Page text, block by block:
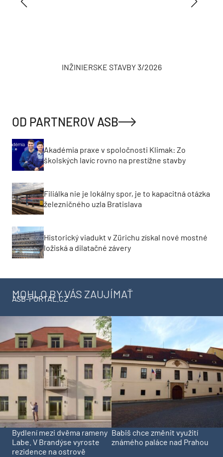
INŽINIERSKE STAVBY 3/2026
OD PARTNEROV ASB
Akadémia praxe v spoločnosti Klimak: Zo
školských lavíc rovno na prestížne stavby
Filiálka nie je lokálny spor, je to kapacitná otázka
železničného uzla Bratislava
Historický viadukt v Zürichu získal nové mostné
ložiská a dilatačné závery
MOHLO BY VÁS ZAUJÍMAŤ
ASB-PORTAL.CZ
Bydlení mezi dvěma rameny
Labe. V Brandýse vyroste
rezidence na ostrově
Babiš chce změnit využití
známého paláce nad Prahou